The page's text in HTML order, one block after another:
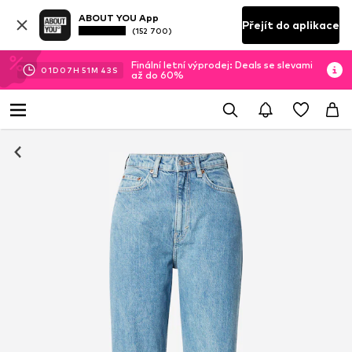
ABOUT YOU App
(152 700) Přejít do aplikace
01D 07H 51M 43 S
Finální letní výprodej: Deals se slevami
až do 60%